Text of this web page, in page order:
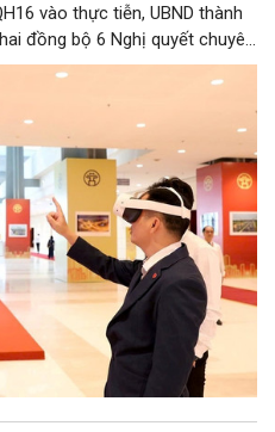
vào thực tiễn, UBND thành
đồng bộ 6 Nghị quyết chuyên
khai này đề ra khung chính
diện nhằm cụ thể hóa các
phá cho phát triển khoa học,
chuyển đổi số trên địa bàn Thủ